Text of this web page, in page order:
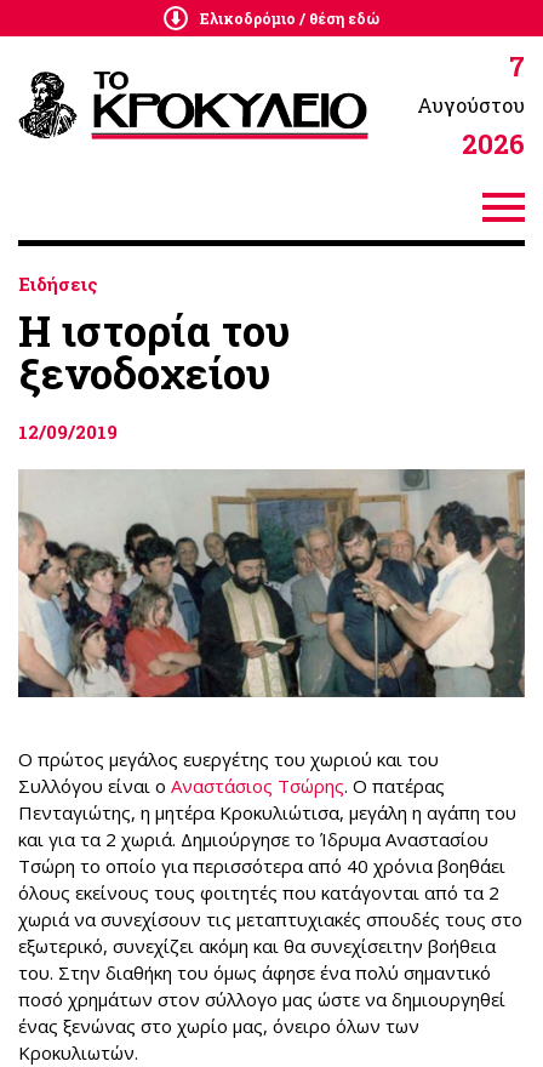
7
Αυγούστου
2026
Ελικοδρόμιο / θέση εδώ
Ειδήσεις
Η ιστορία του
ξενοδοχείου
12/09/2019
Ο πρώτος μεγάλος ευεργέτης του χωριού και του
Συλλόγου είναι ο Αναστάσιος Τσώρης. Ο πατέρας
Πενταγιώτης, η μητέρα Κροκυλιώτισα, μεγάλη η αγάπη του
και για τα 2 χωριά. Δημιούργησε το Ίδρυμα Αναστασίου
Τσώρη το οποίο για περισσότερα από 40 χρόνια βοηθάει
όλους εκείνους τους φοιτητές που κατάγονται από τα 2
χωριά να συνεχίσουν τις μεταπτυχιακές σπουδές τους στο
εξωτερικό, συνεχίζει ακόμη και θα συνεχίσειτην βοήθεια
του. Στην διαθήκη του όμως άφησε ένα πολύ σημαντικό
ποσό χρημάτων στον σύλλογο μας ώστε να δημιουργηθεί
ένας ξενώνας στο χωρίο μας, όνειρο όλων των
Κροκυλιωτών.